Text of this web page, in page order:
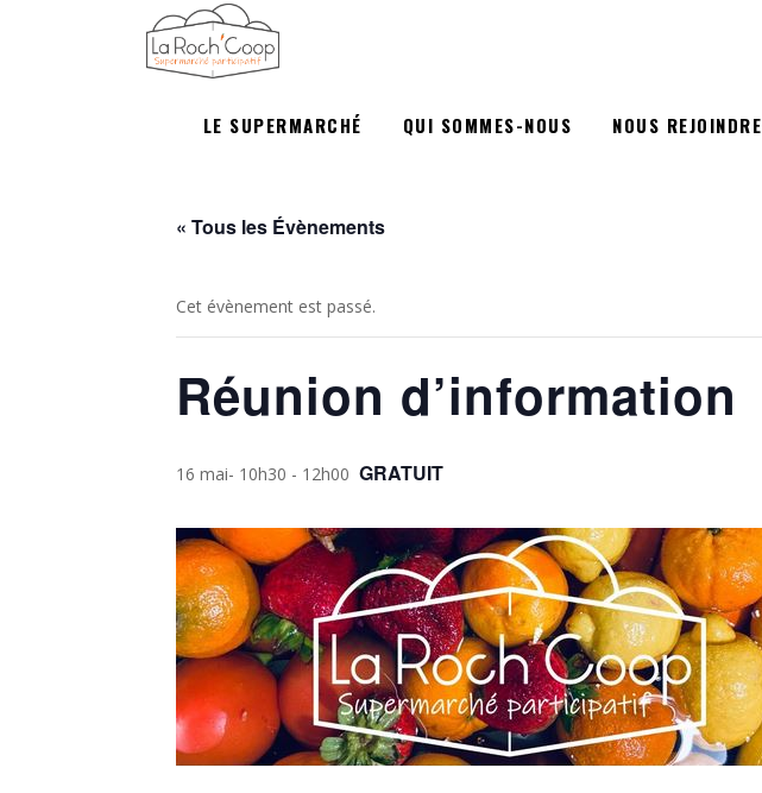
LE SUPERMARCHÉ QUI SOMMES-NOUS NOUS REJOINDRE
« Tous les Évènements
Cet évènement est passé.
Réunion d’information
16 mai- 10h30 - 12h00 GRATUIT